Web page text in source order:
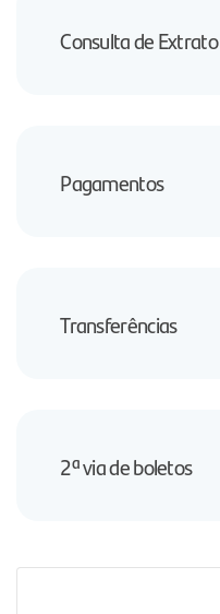
Consulta de Extrato
Pagamentos
Transferências
2ª via de boletos